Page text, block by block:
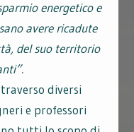
energetico e
avere ricadute
del suo territorio
diversi
e professori